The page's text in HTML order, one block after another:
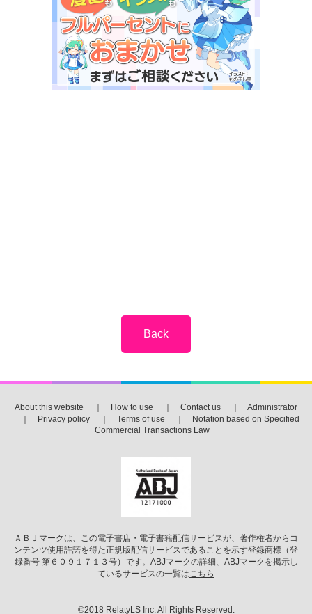
About this website ｜ How to use ｜ Contact us ｜ Administrator
｜ Privacy policy ｜ Terms of use ｜ Notation based on Specified
Commercial Transactions Law
ＡＢＪマークは、この電子書店・電子書籍配信サービスが、著作権者からコ
ンテンツ使用許諾を得た正規版配信サービスであることを示す登録商標（登
録番号 第６０９１７１３号）です。ABJマークの詳細、ABJマークを掲示し
ているサービスの一覧は こちら
©2018 RelatyLS Inc. All Rights Reserved.